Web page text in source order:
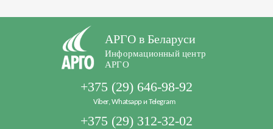
АРГО в Беларуси
Информационный центр
АРГО
+375 (29) 646-98-92
Viber, Whatsapp и Telegram
+375 (29) 312-32-02